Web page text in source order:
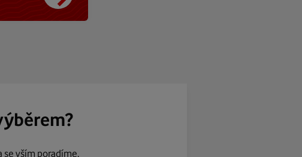
se vším poradíme.